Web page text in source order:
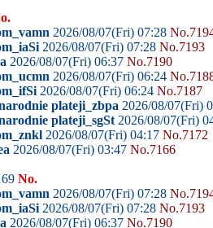
2026/08/07(Fri) 07:28
2026/08/07(Fri) 07:28 No.7193
2026/08/07(Fri) 06:37 No.7190
2026/08/07(Fri) 06:24
2026/08/07(Fri) 06:24 No.7187
plateji_zbpa 2026/08/07(Fri)
plateji_sgSt 2026/08/07(Fri)
2026/08/07(Fri) 04:17 No.7172
2026/08/07(Fri) 03:47 No.7166
No.
2026/08/07(Fri) 07:28
2026/08/07(Fri) 07:28 No.7193
2026/08/07(Fri) 06:37 No.7190